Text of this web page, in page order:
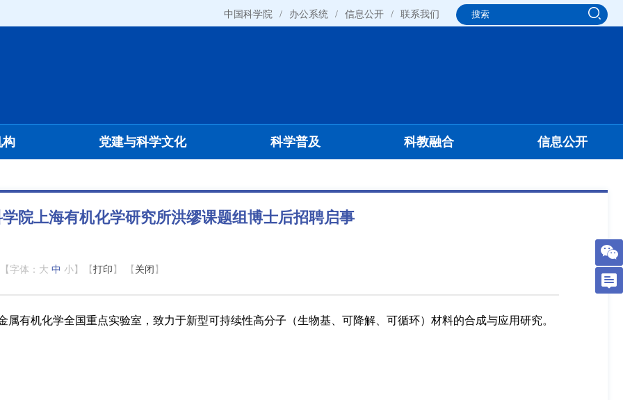
中国科学院 / 办公系统 / 信息公开 / 联系我们
构 党建与科学文化 科学普及 科教融合 信息公开
院上海有机化学研究所洪缪课题组博士后招聘启事
【字体： 大 中 小 】【 打印 】 【 关闭 】
有机化学全国重点实验室，致力于新型可持续性高分子（生物基、可降解、可循环）材料的合成与应用研究。